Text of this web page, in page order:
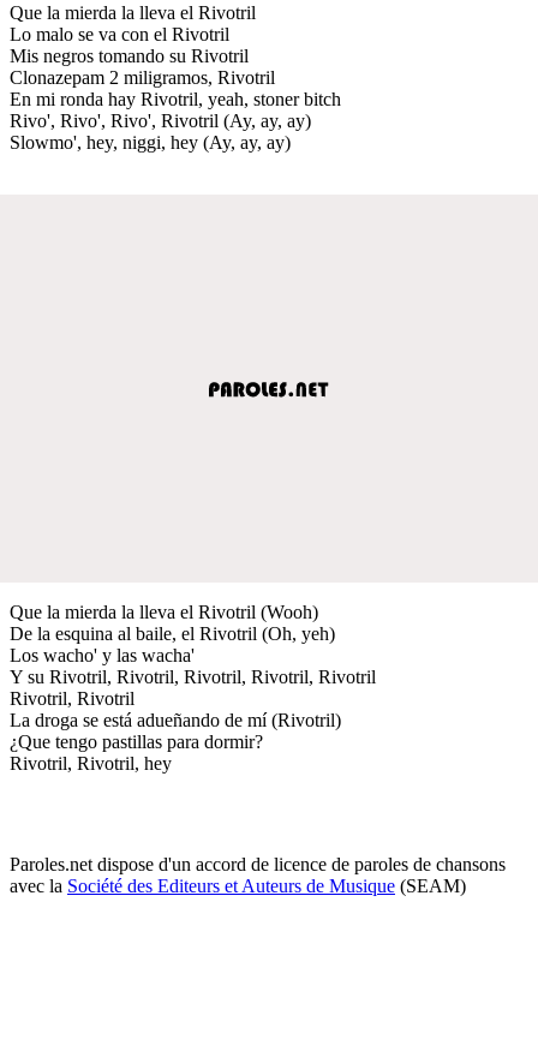
Que la mierda la lleva el Rivotril
Lo malo se va con el Rivotril
Mis negros tomando su Rivotril
Clonazepam 2 miligramos, Rivotril
En mi ronda hay Rivotril, yeah, stoner bitch
Rivo', Rivo', Rivo', Rivotril (Ay, ay, ay)
Slowmo', hey, niggi, hey (Ay, ay, ay)
Que la mierda la lleva el Rivotril (Wooh)
De la esquina al baile, el Rivotril (Oh, yeh)
Los wacho' y las wacha'
Y su Rivotril, Rivotril, Rivotril, Rivotril, Rivotril
Rivotril, Rivotril
La droga se está adueñando de mí (Rivotril)
¿Que tengo pastillas para dormir?
Rivotril, Rivotril, hey
Paroles.net dispose d'un accord de licence de paroles de chansons
avec la Société des Editeurs et Auteurs de Musique (SEAM)